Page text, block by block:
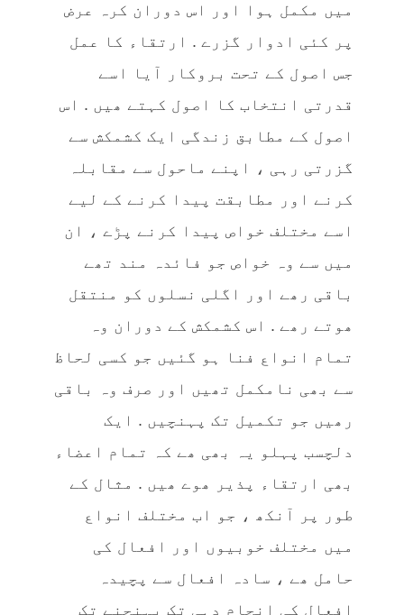
میں مکمل ہوا اور اس دوران کرہ عرض
پر کئی ادوار گزرے . ارتقاء کا عمل
جس اصول کے تحت بروکار آیا اسے
قدرتی انتخاب کا اصول کہتے ھیں . اس
اصول کے مطابق زندگی ایک کشمکش سے
گزرتی رہی ، اپنے ماحول سے مقابلہ
کرنے اور مطابقت پیدا کرنے کے لیے
اسے مختلف خواص پیدا کرنے پڑے ، ان
میں سے وہ خواص جو فائدہ مند تھے
باقی رھے اور اگلی نسلوں کو منتقل
ھوتے رھے . اس کشمکش کے دوران وہ
تمام انواع فنا ہو گئیں جو کسی لحاظ
سے بھی نامکمل تھیں اور صرف وہ باقی
رھیں جو تکمیل تک پہنچیں . ایک
دلچسب پہلو یہ بھی ھے کہ تمام اعضاء
بھی ارتقاء پذیر ھوے ھیں . مثال کے
طور پر آنکھ ، جو اب مختلف انواع
میں مختلف خوبیوں اور افعال کی
حامل ھے ، سادہ افعال سے پچیدہ
افعال کی انجام دہی تک پہنچنے تک